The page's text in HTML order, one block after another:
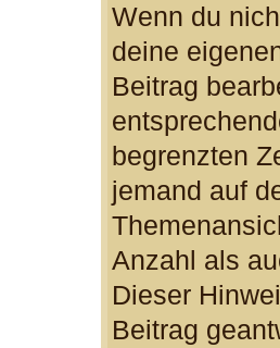
Wenn du
deine
Beitrag
begrenzten
jemand auf
Anzahl als
Dieser
Beitrag